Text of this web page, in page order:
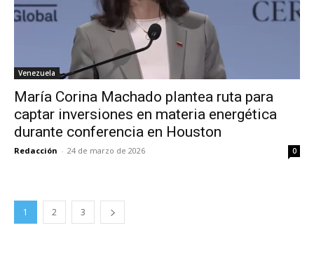
Venezuela
María Corina Machado plantea ruta para
captar inversiones en materia energética
durante conferencia en Houston
Redacción - 24 de marzo de 2026 0
1 2 3